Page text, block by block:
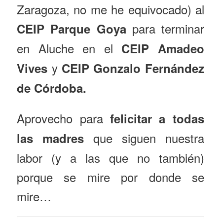
Zaragoza, no me he equivocado) al
CEIP Parque Goyapara terminar
en Aluche en el CEIP Amadeo
Vives y CEIP Gonzalo Fernández
de Córdoba.
Aprovecho parafelicitar a todas
las madres que siguen nuestra
labor (y a las que no también)
porque se mire por donde se
mire…